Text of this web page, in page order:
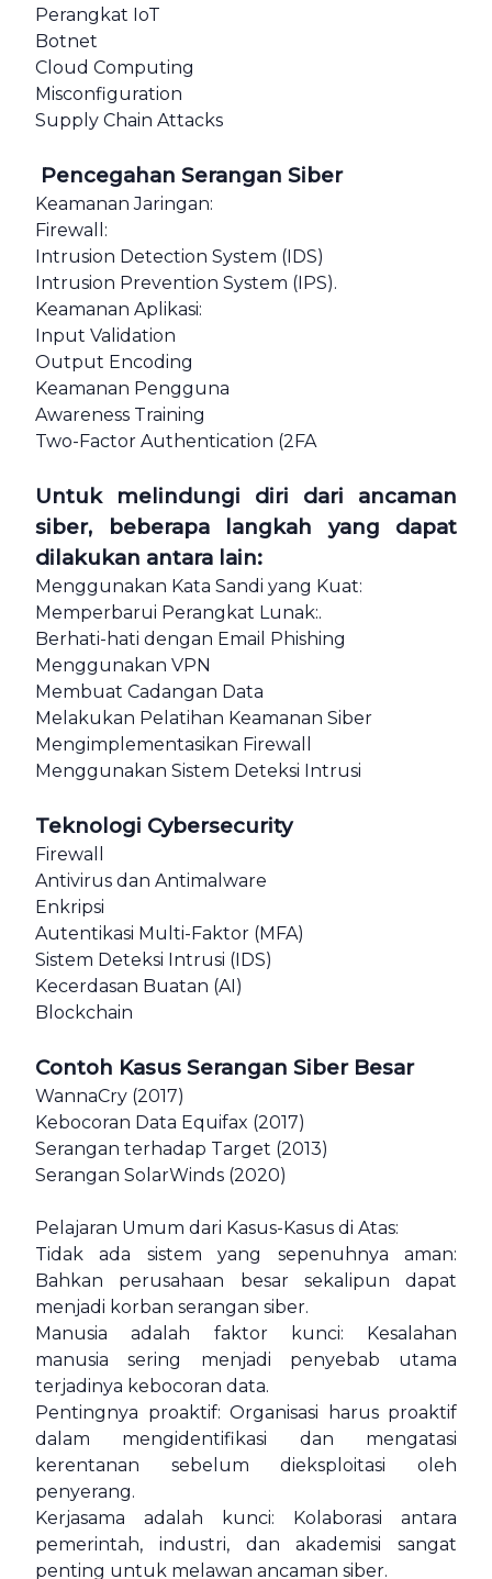
Perangkat IoT
Botnet
Cloud Computing
Misconfiguration
Supply Chain Attacks
Pencegahan Serangan Siber
Keamanan Jaringan:
Firewall:
Intrusion Detection System (IDS)
Intrusion Prevention System (IPS).
Keamanan Aplikasi:
Input Validation
Output Encoding
Keamanan Pengguna
Awareness Training
Two-Factor Authentication (2FA
Untuk melindungi diri dari ancaman
siber, beberapa langkah yang dapat
dilakukan antara lain:
Menggunakan Kata Sandi yang Kuat:
Memperbarui Perangkat Lunak:.
Berhati-hati dengan Email Phishing
Menggunakan VPN
Membuat Cadangan Data
Melakukan Pelatihan Keamanan Siber
Mengimplementasikan Firewall
Menggunakan Sistem Deteksi Intrusi
Teknologi Cybersecurity
Firewall
Antivirus dan Antimalware
Enkripsi
Autentikasi Multi-Faktor (MFA)
Sistem Deteksi Intrusi (IDS)
Kecerdasan Buatan (AI)
Blockchain
Contoh Kasus Serangan Siber Besar
WannaCry (2017)
Kebocoran Data Equifax (2017)
Serangan terhadap Target (2013)
Serangan SolarWinds (2020)
Pelajaran Umum dari Kasus-Kasus di Atas:
Tidak ada sistem yang sepenuhnya aman:
Bahkan perusahaan besar sekalipun dapat
menjadi korban serangan siber.
Manusia adalah faktor kunci: Kesalahan
manusia sering menjadi penyebab utama
terjadinya kebocoran data.
Pentingnya proaktif: Organisasi harus proaktif
dalam mengidentifikasi dan mengatasi
kerentanan sebelum dieksploitasi oleh
penyerang.
Kerjasama adalah kunci: Kolaborasi antara
pemerintah, industri, dan akademisi sangat
penting untuk melawan ancaman siber.